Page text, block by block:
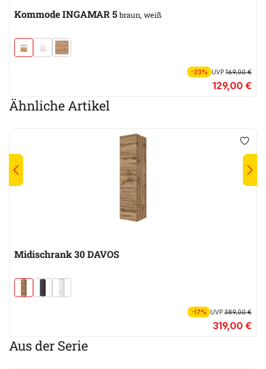
Kommode INGAMAR 5 braun, weiß
-23% UVP169,00 €
129,00 €
Ähnliche Artikel
Midischrank 30 DAVOS
-17% UVP389,00 €
319,00 €
Aus der Serie